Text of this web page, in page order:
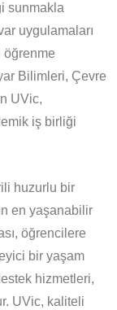
sunmakla
uygulamaları
öğrenme
Bilimleri, Çevre
UVic,
iş birliği
huzurlu bir
en yaşanabilir
öğrencilere
bir yaşam
hizmetleri,
UVic, kaliteli